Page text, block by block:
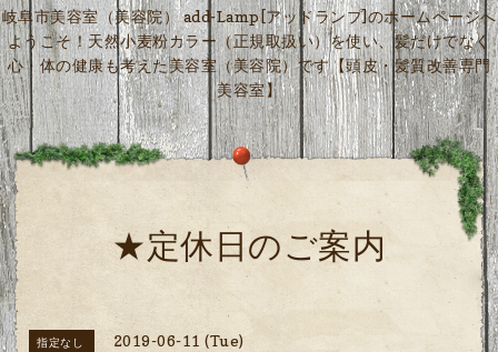
岐阜市美容室（美容院） add-Lamp[アッドランプ]のホームページへ
ようこそ！天然小麦粉カラー（正規取扱い）を使い、髪だけでなく
心・体の健康も考えた美容室（美容院）です【頭皮・髪質改善専門
美容室】
★定休日のご案内
指定なし 2019-06-11 (Tue)